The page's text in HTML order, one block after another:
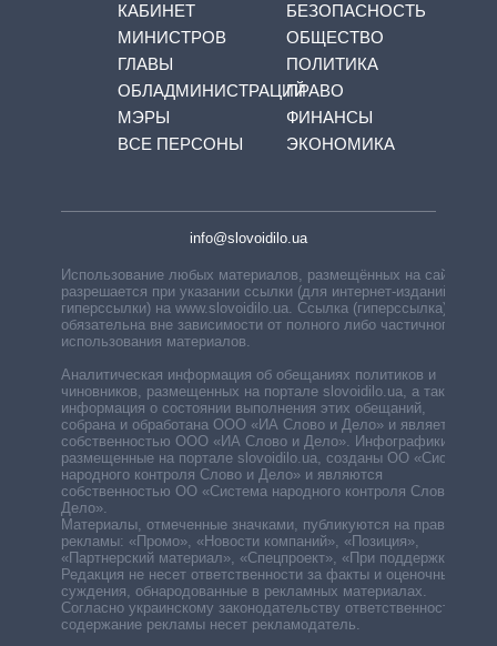
КАБИНЕТ
МИНИСТРОВ
ГЛАВЫ
ОБЛАДМИНИСТРАЦИЙ
МЭРЫ
ВСЕ ПЕРСОНЫ
БЕЗОПАСНОСТЬ
ОБЩЕСТВО
ПОЛИТИКА
ПРАВО
ФИНАНСЫ
ЭКОНОМИКА
info@slovoidilo.ua
Использование любых материалов, размещённых на сайте,
разрешается при указании ссылки (для интернет-изданий —
гиперссылки) на www.slovoidilo.ua. Ссылка (гиперссылка)
обязательна вне зависимости от полного либо частичного
использования материалов.
Аналитическая информация об обещаниях политиков и
чиновников, размещенных на портале slovoidilo.ua, а также
информация о состоянии выполнения этих обещаний,
собрана и обработана ООО «ИА Слово и Дело» и является
собственностью ООО «ИА Слово и Дело». Инфографики,
размещенные на портале slovoidilo.ua, созданы ОО «Система
народного контроля Слово и Дело» и являются
собственностью ОО «Система народного контроля Слово и
Дело».
Материалы, отмеченные значками, публикуются на правах
рекламы: «Промо», «Новости компаний», «Позиция»,
«Партнерский материал», «Спецпроект», «При поддержке».
Редакция не несет ответственности за факты и оценочные
суждения, обнародованные в рекламных материалах.
Согласно украинскому законодательству ответственность за
содержание рекламы несет рекламодатель.